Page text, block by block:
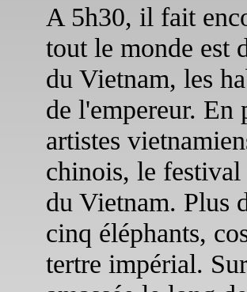
A 5h30, il fait
tout le monde est
du Vietnam, les
de l'empereur.
artistes
chinois, le
du Vietnam. Plus
cinq éléphants,
tertre impérial.